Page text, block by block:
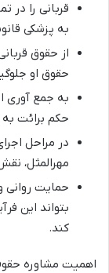
قربانی را در
به پزشکی
از حقوق
حقوق او
به جمع آوری
حکم برائت
در مراحل
مهرالمثل،
حمایت روانی و
بتواند این
کند.
اهمیت مشاوره